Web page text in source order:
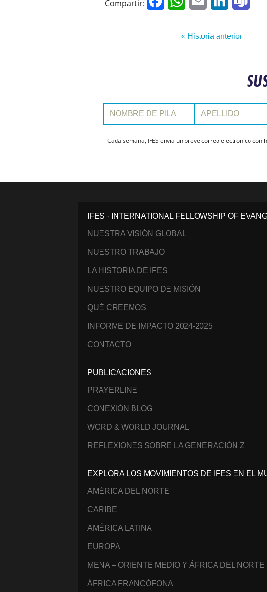
Compartir:
« Historia anterior
Nombre de pila: Apellido:
Cada semana, IFES envía un breve correo electrónico
IFES · INTERNATIONAL FELLOWSHIP OF
NUESTRA VISIÓN GLOBAL
NUESTRO TRABAJO
LA HISTORIA DE IFES
NUESTRO EQUIPO DE MISIÓN
QUÉ CREEMOS
INFORME DE IMPACTO 2024-2025
CONTACTO
PUBLICACIONES
PRAYERLINE
CONEXIÓN BLOG
WORD & WORLD JOURNAL
REFLEXIONES SOBRE LA GENERACIÓN Z
EXPLORA LOS MOVIMIENTOS DE IFES EN EL
AMÉRICA DEL NORTE
CARIBE
AMÉRICA LATINA
EUROPA
MENA – ORIENTE MEDIO Y ÁFRICA DEL NORTE
ÁFRICA FRANCÓFONA